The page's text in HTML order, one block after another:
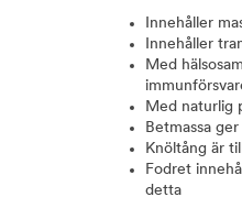
Innehåller
Innehåller
Med
Med naturlig
Betmassa
Knöltång är
Fodret
detta